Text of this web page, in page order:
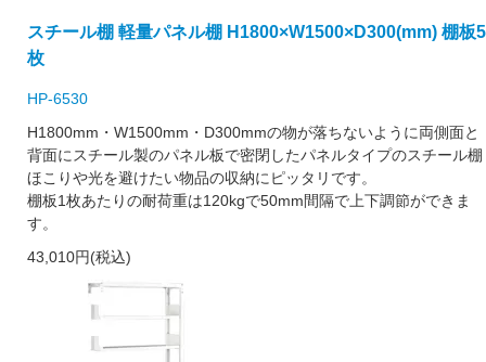
スチール棚 軽量パネル棚 H1800×W1500×D300(mm) 棚板5
枚
HP-6530
H1800mm・W1500mm・D300mmの物が落ちないように両側面と
背面にスチール製のパネル板で密閉したパネルタイプのスチール棚
ほこりや光を避けたい物品の収納にピッタリです。
棚板1枚あたりの耐荷重は120kgで50mm間隔で上下調節ができま
す。
43,010円(税込)